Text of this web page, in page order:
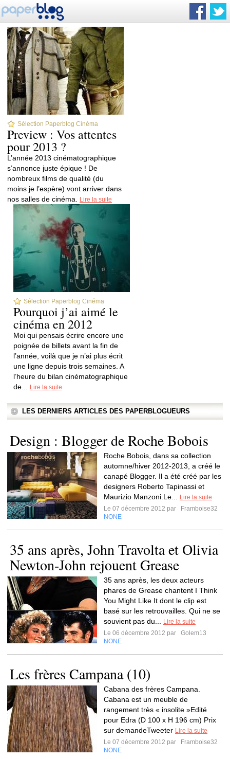
Sélection Paperblog Cinéma
Preview : Vos attentes
pour 2013 ?
L’année 2013 cinématographique
s’annonce juste épique ! De
nombreux films de qualité (du
moins je l’espère) vont arriver dans
nos salles de cinéma.
Lire la suite
Sélection Paperblog Cinéma
Pourquoi j’ai aimé le
cinéma en 2012
Moi qui pensais écrire encore une
poignée de billets avant la fin de
l’année, voilà que je n’ai plus écrit
une ligne depuis trois semaines. A
l’heure du bilan cinématographique
de...
Lire la suite
LES DERNIERS ARTICLES DES PAPERBLOGUEURS
Design : Blogger de Roche Bobois
Roche Bobois, dans sa collection
automne/hiver 2012-2013, a créé le
canapé Blogger. Il a été créé par les
designers Roberto Tapinassi et
Maurizio Manzoni.Le...
Lire la suite
Le 07 décembre 2012 par
Framboise32
NONE
35 ans après, John Travolta et Olivia
Newton-John rejouent Grease
35 ans après, les deux acteurs
phares de Grease chantent I Think
You Might Like It dont le clip est
basé sur les retrouvailles. Qui ne se
souvient pas du...
Lire la suite
Le 06 décembre 2012 par
Golem13
NONE
Les frères Campana (10)
Cabana des frères Campana.
Cabana est un meuble de
rangement très « insolite »Edité
pour Edra (D 100 x H 196 cm) Prix
sur demandeTweeter Lire la suite
Le 07 décembre 2012 par
Framboise32
NONE